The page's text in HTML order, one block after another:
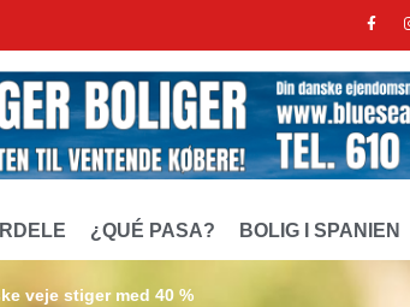
¿QUÉ PASA? BOLIG I SPANIEN
veje stiger med 40 %